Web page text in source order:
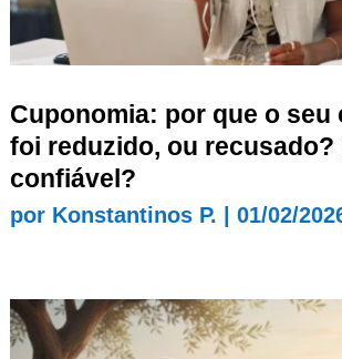
Cuponomia: por que o seu
foi reduzido, ou recusado?
confiável?
por Konstantinos P. 01/02/